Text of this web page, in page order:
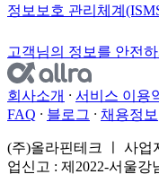
정보보호 관리체계
고객님의 정보를 안전
회사소개 서비스 이용
FAQ
블로그 채용정보
(주)올라핀테크 ㅣ 사업
업신고 : 제2022-서울강